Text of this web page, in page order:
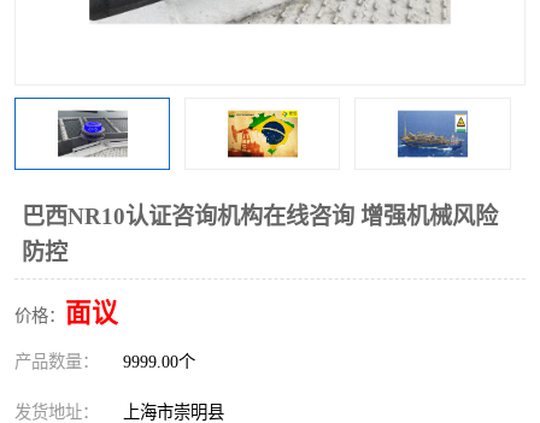
巴西NR10认证咨询机构在线咨询 增强机械风险
防控
价格： 面议
产品数量： 9999.00个
发货地址： 上海市崇明县